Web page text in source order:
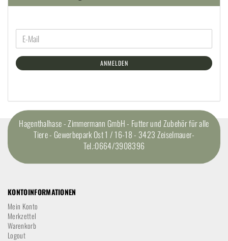
ANMELDEN
Hagenthalhase - Zimmermann GmbH - Futter und Zubehör für alle
Tiere - Gewerbepark Ost 1 / 16-18 - 3423 Zeiselmauer-
Tel.:0664/3908396
KONTOINFORMATIONEN
Mein Konto
Merkzettel
Warenkorb
Logout